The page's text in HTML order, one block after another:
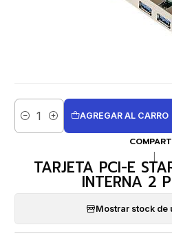
Cantidad
AGREGAR AL CARRO
TARJETA PCI-E
INTERNA 2
Mostrar stock de